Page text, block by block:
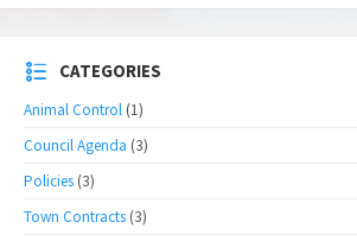
CATEGORIES
Animal Control (1)
Council Agenda (3)
Policies (3)
Town Contracts (3)